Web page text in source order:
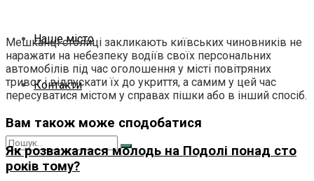
Наше місто
Контакти
Мешканці столиці закликають київських чиновників не
наражати на небезпеку водіїв своїх персональних
автомобілів під час оголошення у місті повітряних
тривог і відпускати їх до укриття, а самим у цей час
пересуватися містом у справах пішки або в інший спосіб.
Вам також може сподобатися
Як розважалася молодь на Подолі понад сто
років тому?